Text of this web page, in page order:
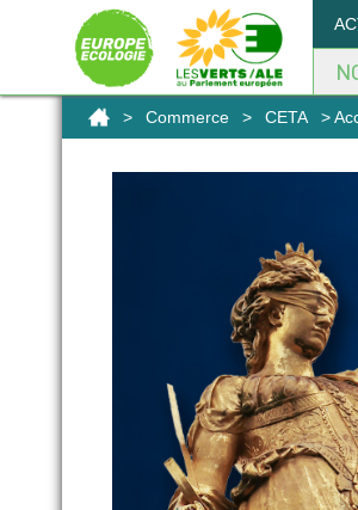
> Commerce > CETA >
Panneau de gestion des cookies